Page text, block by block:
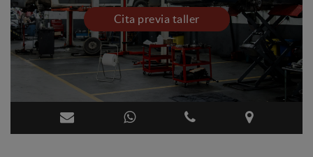
Cita previa taller